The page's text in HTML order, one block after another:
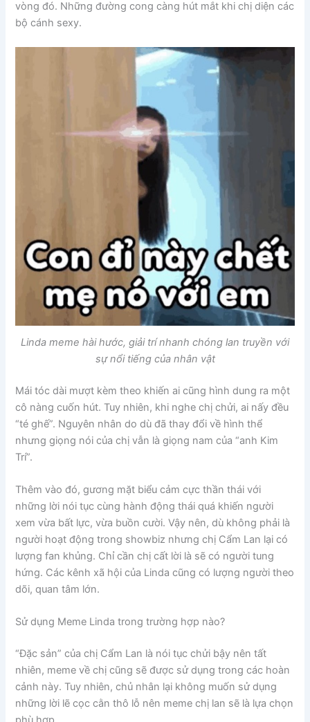
vòng đó. Những đường cong càng hút mắt khi chị diện các
bộ cánh sexy.
Linda meme hài hước, giải trí nhanh chóng lan truyền với
sự nổi tiếng của nhân vật
Mái tóc dài mượt kèm theo khiến ai cũng hình dung ra một
cô nàng cuốn hút. Tuy nhiên, khi nghe chị chửi, ai nấy đều
“té ghế”. Nguyên nhân do dù đã thay đổi về hình thể
nhưng giọng nói của chị vẫn là giọng nam của “anh Kim
Trí”.
Thêm vào đó, gương mặt biểu cảm cực thần thái với
những lời nói tục cùng hành động thái quá khiến người
xem vừa bất lực, vừa buồn cười. Vậy nên, dù không phải là
người hoạt động trong showbiz nhưng chị Cẩm Lan lại có
lượng fan khủng. Chỉ cần chị cất lời là sẽ có người tung
hứng. Các kênh xã hội của Linda cũng có lượng người theo
dõi, quan tâm lớn.
Sử dụng Meme Linda trong trường hợp nào?
“Đặc sản” của chị Cẩm Lan là nói tục chửi bậy nên tất
nhiên, meme về chị cũng sẽ được sử dụng trong các hoàn
cảnh này. Tuy nhiên, chủ nhân lại không muốn sử dụng
những lời lẽ cọc cằn thô lỗ nên meme chị lan sẽ là lựa chọn